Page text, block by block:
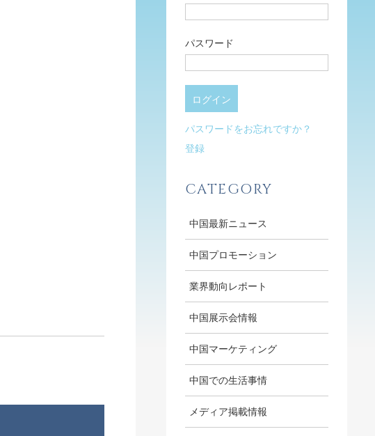
パスワード
パスワードをお忘れですか？
登録
CATEGORY
中国最新ニュース
中国プロモーション
業界動向レポート
中国展示会情報
中国マーケティング
中国での生活事情
メディア掲載情報